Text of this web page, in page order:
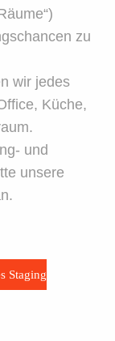
zu
wir jedes
Küche,
und
unsere
Staging